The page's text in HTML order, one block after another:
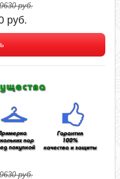
руб.
руб.
руб.